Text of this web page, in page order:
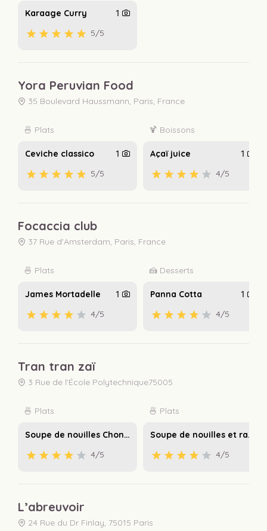
Karaage Curry 1
5/5
Yora Peruvian Food
35 Boulevard Haussmann, Paris, France
🍜 Plats
Ceviche classico 1
5/5
🍹 Boissons
Açaï juice 1
4/5
Focaccia club
37 Rue d'Amsterdam, Paris, France
🍜 Plats
James Mortadelle 1
4/5
🍰 Desserts
Panna Cotta 1
4/5
Tran tran zaï
3 Rue de l'École Polytechnique75005
🍜 Plats
Soupe de nouilles ChongQing (végétariens)
4/5
🍜 Plats
Soupe de nouilles et raviolis au porc
4/5
L’abreuvoir
24 Rue du Dr Finlay, 75015 Paris